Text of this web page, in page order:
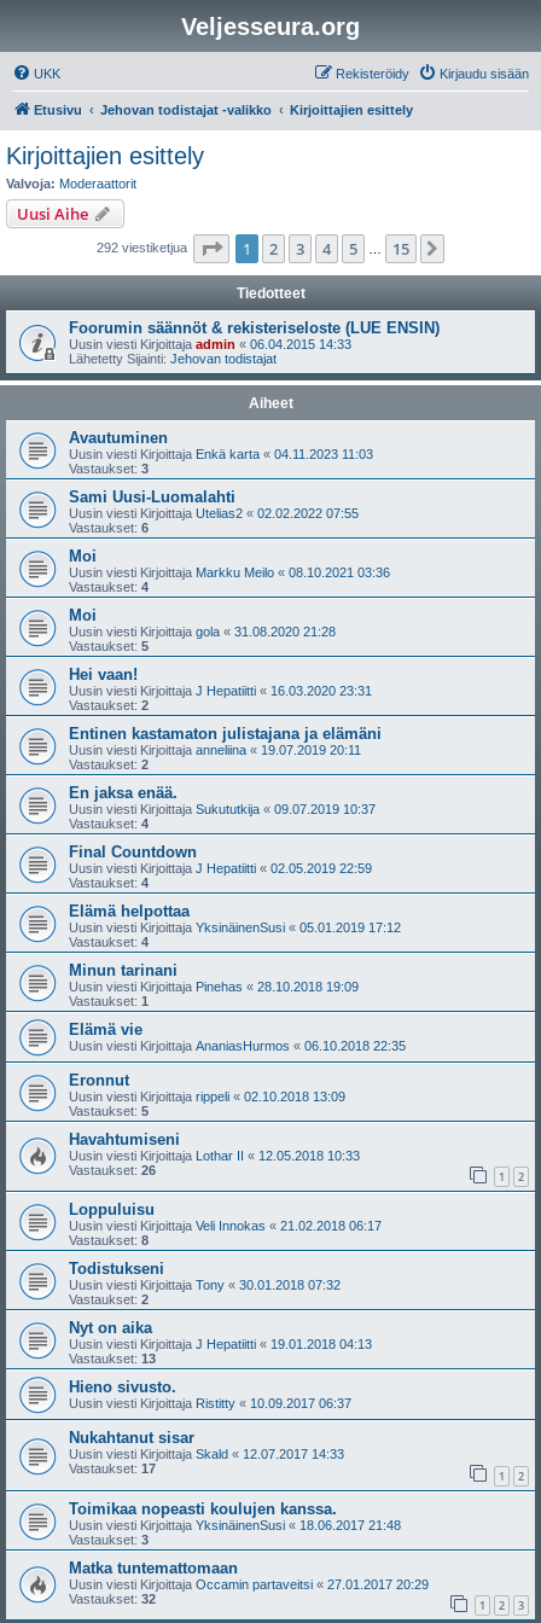
Veljesseura.org
UKK Kirjaudu sisään
Rekisteröidy
Etusivu Jehovan todistajat -valikko Kirjoittajien esittely
Kirjoittajien esittely
Valvoja: Moderaattorit
Uusi Aihe
292 viestiketjua Sivu /15
1 2 3 4 5 15
Tiedotteet
Foorumin säännöt & rekisteriseloste (LUE ENSIN)
Uusin viesti Kirjoittaja admin « 06.04.2015 14:33
Lähetetty Sijainti: Jehovan todistajat
Aiheet
Avautuminen
Uusin viesti Kirjoittaja Enkä karta « 04.11.2023 11:03
Vastaukset: 3
Sami Uusi-Luomalahti
Uusin viesti Kirjoittaja Utelias2 « 02.02.2022 07:55
Vastaukset: 6
Moi
Uusin viesti Kirjoittaja Markku Meilo « 08.10.2021 03:36
Vastaukset: 4
Moi
Uusin viesti Kirjoittaja gola « 31.08.2020 21:28
Vastaukset: 5
Hei vaan!
Uusin viesti Kirjoittaja J Hepatiitti « 16.03.2020 23:31
Vastaukset: 2
Entinen kastamaton julistajana ja elämäni
Uusin viesti Kirjoittaja anneliina « 19.07.2019 20:11
Vastaukset: 2
En jaksa enää.
Uusin viesti Kirjoittaja Sukututkija « 09.07.2019 10:37
Vastaukset: 4
Final Countdown
Uusin viesti Kirjoittaja J Hepatiitti « 02.05.2019 22:59
Vastaukset: 4
Elämä helpottaa
Uusin viesti Kirjoittaja YksinäinenSusi « 05.01.2019 17:12
Vastaukset: 4
Minun tarinani
Uusin viesti Kirjoittaja Pinehas « 28.10.2018 19:09
Vastaukset: 1
Elämä vie
Uusin viesti Kirjoittaja AnaniasHurmos « 06.10.2018 22:35
Eronnut
Uusin viesti Kirjoittaja rippeli « 02.10.2018 13:09
Vastaukset: 5
Havahtumiseni
Uusin viesti Kirjoittaja Lothar II « 12.05.2018 10:33
Vastaukset: 26 1 2
Loppuluisu
Uusin viesti Kirjoittaja Veli Innokas « 21.02.2018 06:17
Vastaukset: 8
Todistukseni
Uusin viesti Kirjoittaja Tony « 30.01.2018 07:32
Vastaukset: 2
Nyt on aika
Uusin viesti Kirjoittaja J Hepatiitti « 19.01.2018 04:13
Vastaukset: 13
Hieno sivusto.
Uusin viesti Kirjoittaja Ristitty « 10.09.2017 06:37
Nukahtanut sisar
Uusin viesti Kirjoittaja Skald « 12.07.2017 14:33
Vastaukset: 17 1 2
Toimikaa nopeasti koulujen kanssa.
Uusin viesti Kirjoittaja YksinäinenSusi « 18.06.2017 21:48
Vastaukset: 3
Matka tuntemattomaan
Uusin viesti Kirjoittaja Occamin partaveitsi « 27.01.2017 20:29
Vastaukset: 32 1 2 3